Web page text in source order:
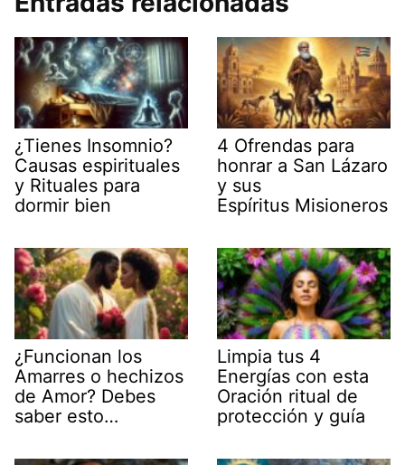
¿Tienes Insomnio?
Causas espirituales
y Rituales para
dormir bien
4 Ofrendas para
honrar a San Lázaro
y sus
Espíritus Misioneros
¿Funcionan los
Amarres o hechizos
de Amor? Debes
saber esto…
Limpia tus 4
Energías con esta
Oración ritual de
protección y guía